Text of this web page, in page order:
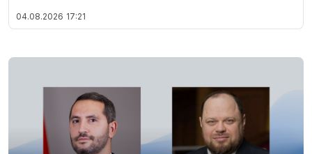
04.08.2026 17:21